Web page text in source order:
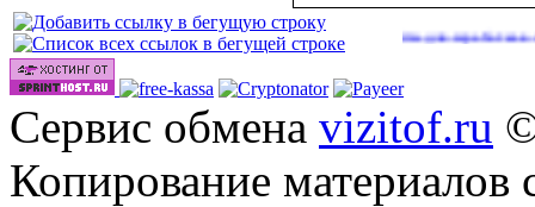
Сайты для заработка в 2026
Сервис обмена vizitof.ru
Копирование материалов